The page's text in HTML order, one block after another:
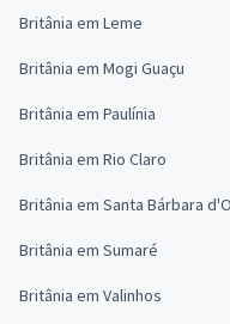
Britânia em Leme
Britânia em Mogi Guaçu
Britânia em Paulínia
Britânia em Rio Claro
Britânia em Santa Bárbara
Britânia em Sumaré
Britânia em Valinhos